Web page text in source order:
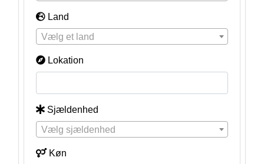
Land
Vælg et land
Lokation
Sjældenhed
Vælg sjældenhed
Køn